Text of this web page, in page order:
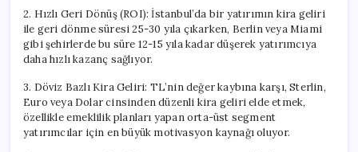
2. Hızlı Geri Dönüş (ROI): İstanbul’da bir yatırımın kira geliri
ile geri dönme süresi 25-30 yıla çıkarken, Berlin veya Miami
gibi şehirlerde bu süre 12-15 yıla kadar düşerek yatırımcıya
daha hızlı kazanç sağlıyor.
3. Döviz Bazlı Kira Geliri: TL’nin değer kaybına karşı, Sterlin,
Euro veya Dolar cinsinden düzenli kira geliri elde etmek,
özellikle emeklilik planları yapan orta-üst segment
yatırımcılar için en büyük motivasyon kaynağı oluyor.